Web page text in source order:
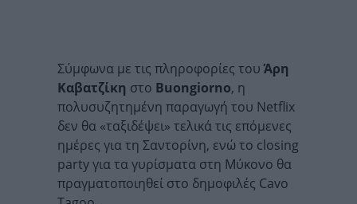
Σύμφωνα με τις πληροφορίες του Άρη
Καβατζίκη στο Buongiorno, η
πολυσυζητημένη παραγωγή του Netflix
δεν θα «ταξιδέψει» τελικά τις επόμενες
ημέρες για τη Σαντορίνη, ενώ το closing
party για τα γυρίσματα στη Μύκονο θα
πραγματοποιηθεί στο δημοφιλές Cavo